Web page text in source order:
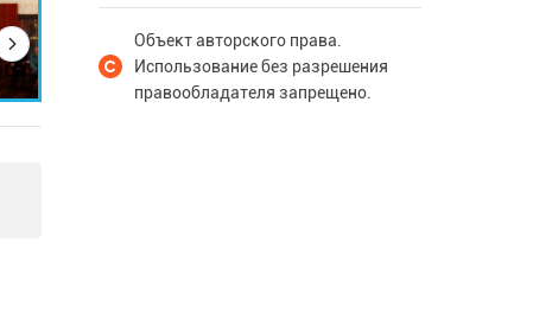
Объект авторского права.
Использование без разрешения
правообладателя запрещено.